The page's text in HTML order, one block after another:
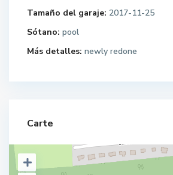
Tamaño del garaje: 2017-11-25
Sótano: pool
Más detalles: newly redone
Carte